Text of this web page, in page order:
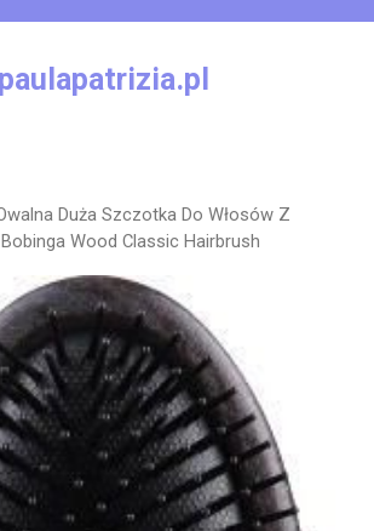
paulapatrizia.pl
Duża Szczotka Do Włosów Z
Wood Classic Hairbrush